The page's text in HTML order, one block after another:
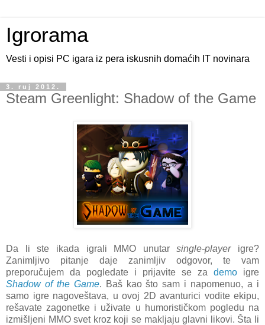
Igrorama
Vesti i opisi PC igara iz pera iskusnih domaćih IT novinara
3. ruj 2012.
Steam Greenlight: Shadow of the Game
Da li ste ikada igrali MMO unutarsingle-playerigre?
Zanimljivo pitanje daje zanimljiv odgovor, te vam
preporučujem da pogledate i prijavite se za demo igre
Shadow of the Game. Baš kao što sam i napomenuo, a i
samo igre nagoveštava, u ovoj 2D avanturici vodite ekipu,
rešavate zagonetke i uživate u humorističkom pogledu na
izmišljeni MMO svet kroz koji se makljaju glavni likovi. Šta li